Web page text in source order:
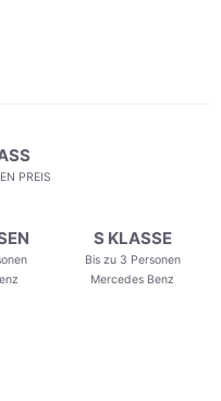
PREIS
S KLASSE
Bis zu 3 Personen
Mercedes Benz